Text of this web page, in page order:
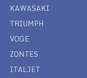
KAWASAKI
TRIUMPH
VOGE
ZONTES
ITALJET